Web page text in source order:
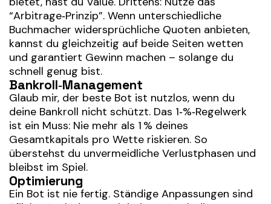
“Arbitrage‑Prinzip”. Wenn unterschiedliche
Buchmacher widersprüchliche Quoten anbieten,
kannst du gleichzeitig auf beide Seiten wetten
und garantiert Gewinn machen – solange du
schnell genug bist.
Bankroll‑Management
Glaub mir, der beste Bot ist nutzlos, wenn du
deine Bankroll nicht schützt. Das 1‑%‑Regelwerk
ist ein Muss: Nie mehr als 1 % deines
Gesamtkapitals pro Wette riskieren. So
überstehst du unvermeidliche Verlustphasen und
bleibst im Spiel.
Optimierung
Ein Bot ist nie fertig. Ständige Anpassungen sind